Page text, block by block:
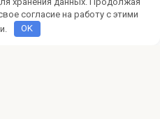
– это не просто
и привлечения
согласие на работу с этими
OK